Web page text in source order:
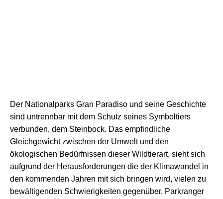
Der Nationalparks Gran Paradiso und seine Geschichte
sind untrennbar mit dem Schutz seines Symboltiers
verbunden, dem Steinbock. Das empfindliche
Gleichgewicht zwischen der Umwelt und den
ökologischen Bedürfnissen dieser Wildtierart, sieht sich
aufgrund der Herausforderungen die der Klimawandel in
den kommenden Jahren mit sich bringen wird, vielen zu
bewältigenden Schwierigkeiten gegenüber. Parkranger